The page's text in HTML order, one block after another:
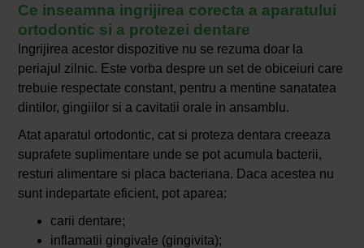
Ce inseamna ingrijirea corecta a aparatului
ortodontic si a protezei dentare
Ingrijirea acestor dispozitive nu se rezuma doar la
periajul zilnic. Este vorba despre un set de obiceiuri care
trebuie respectate constant, pentru a mentine sanatatea
dintilor, gingiilor si a cavitatii orale in ansamblu.
Atat aparatul ortodontic, cat si proteza dentara creeaza
suprafete suplimentare unde se pot acumula bacterii,
resturi alimentare si placa bacteriana. Daca acestea nu
sunt indepartate eficient, pot aparea:
carii dentare;
inflamatii gingivale (gingivita);